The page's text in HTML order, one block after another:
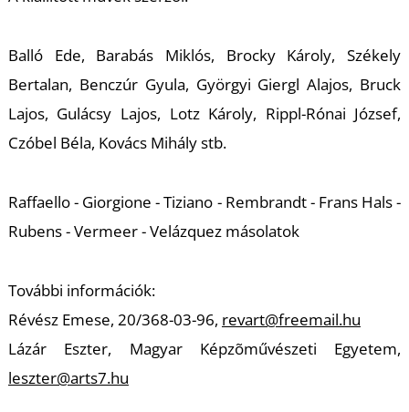
Balló Ede, Barabás Miklós, Brocky Károly, Székely
Bertalan, Benczúr Gyula, Györgyi Giergl Alajos, Bruck
Lajos, Gulácsy Lajos, Lotz Károly, Rippl-Rónai József,
Czóbel Béla, Kovács Mihály stb.
Raffaello - Giorgione - Tiziano - Rembrandt - Frans Hals -
Rubens - Vermeer - Velázquez másolatok
További információk:
Révész Emese, 20/368-03-96, revart@freemail.hu
Lázár Eszter, Magyar Képzõművészeti Egyetem,
leszter@arts7.hu